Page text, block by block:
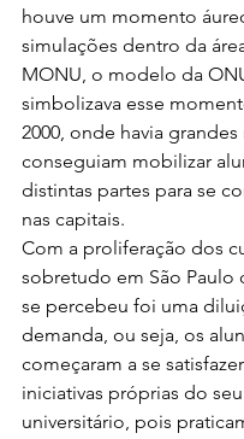
houve um momento
simulações dentro da
MONU, o modelo da
simbolizava esse
2000, onde havia
conseguiam mobilizar
distintas partes para se
nas capitais.
Com a proliferação dos
sobretudo em São Paulo
se percebeu foi uma
demanda, ou seja, os
começaram a se
iniciativas próprias do
universitário, pois